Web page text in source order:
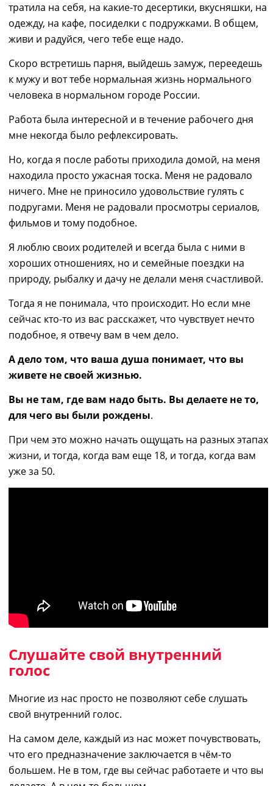
тратила на себя, на какие-то десертики, вкусняшки, на
одежду, на кафе, посиделки с подружками. В общем,
живи и радуйся, чего тебе еще надо.
Скоро встретишь парня, выйдешь замуж, переедешь
к мужу и вот тебе нормальная жизнь нормального
человека в нормальном городе России.
Работа была интересной и в течение рабочего дня
мне некогда было рефлексировать.
Но, когда я после работы приходила домой, на меня
находила просто ужасная тоска. Меня не радовало
ничего. Мне не приносило удовольствие гулять с
подругами. Меня не радовали просмотры сериалов,
фильмов и тому подобное.
Я люблю своих родителей и всегда была с ними в
хороших отношениях, но и семейные поездки на
природу, рыбалку и дачу не делали меня счастливой.
Тогда я не понимала, что происходит. Но если мне
сейчас кто-то из вас расскажет, что чувствует нечто
подобное, я отвечу вам в чем дело.
А дело том, что ваша душа понимает, что вы
живете не своей жизнью.
Вы не там, где вам надо быть. Вы делаете не то,
для чего вы были рождены.
При чем это можно начать ощущать на разных этапах
жизни, и тогда, когда вам еще 18, и тогда, когда вам
уже за 50.
Слушайте свой внутренний
голос
Многие из нас просто не позволяют себе слушать
свой внутренний голос.
На самом деле, каждый из нас может почувствовать,
что его предназначениезаключается в чём-то
большем. Не в том, где вы сейчас работаете и что вы